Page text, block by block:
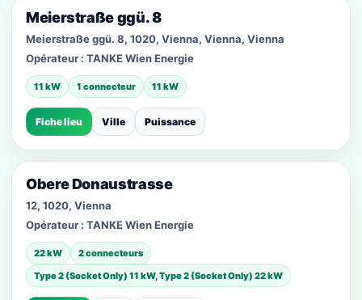
Meierstraße ggü. 8
Meierstraße ggü. 8, 1020, Vienna, Vienna, Vienna
Opérateur : TANKE Wien Energie
11 kW 1 connecteur 11 kW
Fiche lieu Ville Puissance
Obere Donaustrasse
12, 1020, Vienna
Opérateur : TANKE Wien Energie
22 kW
2 connecteurs
Type 2 (Socket Only) 11 kW, Type 2 (Socket Only) 22 kW